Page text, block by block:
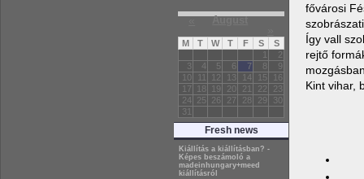
« August
M T W T F S
S
1
2
3
4 5 6 7 8
9
10
11 12 13 14 15
16
17
18 19 20 21 22
23
24
25 26 27 28 29
30
31
Fresh news
Kiállítás a kiállításban? -
Képes beszámoló a
madeinhungary+meed
kiállításról
fővárosi
Így vall
rejtő
Kint vihar,